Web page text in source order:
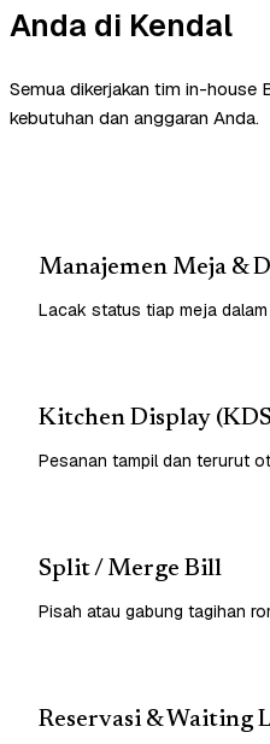
Anda di Kendal
Semua dikerjakan tim in-house
kebutuhan dan anggaran Anda.
Manajemen Meja &
Lacak status tiap meja
Kitchen Display
Pesanan tampil dan terurut
Split / Merge Bill
Pisah atau gabung tagihan
Reservasi & Waiting